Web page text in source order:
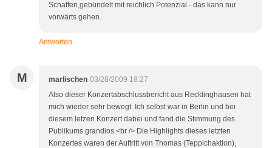
Schaffen,gebündelt mit reichlich Potenzial - das kann nur
vorwärts gehen.
Antworten
M marlischen 03/28/2009 18:27
Also dieser Konzertabschlussbericht aus Recklinghausen hat
mich wieder sehr bewegt. Ich selbst war in Berlin und bei
diesem letzen Konzert dabei und fand die Stimmung des
Publikums grandios.<br /> Die Highlights dieses letzten
Konzertes waren der Auftritt von Thomas (Teppichaktion),